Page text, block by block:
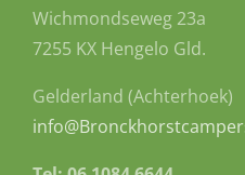
Wichmondseweg 23a
7255 KX Hengelo Gld.
Gelderland (Achterhoek)